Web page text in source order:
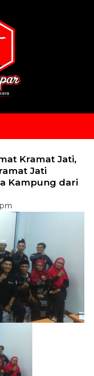
Kramat Jati,
Jati
Kampung dari